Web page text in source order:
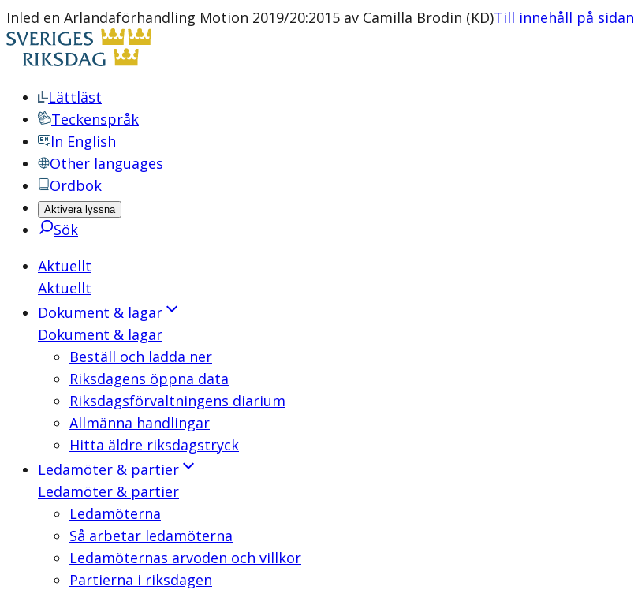
Inled en Arlandaförhandling Motion 2019/20:2015 av Camilla Brodin (KD)Till innehåll på sidan
Lättläst
Teckenspråk
In English
Other languages
Ordbok
Aktivera lyssna
Sök
Aktuellt
Aktuellt
Dokument & lagar
Dokument & lagar
Beställ och ladda ner
Riksdagens öppna data
Riksdagsförvaltningens diarium
Allmänna handlingar
Hitta äldre riksdagstryck
Ledamöter & partier
Ledamöter & partier
Ledamöterna
Så arbetar ledamöterna
Ledamöternas arvoden och villkor
Partierna i riksdagen